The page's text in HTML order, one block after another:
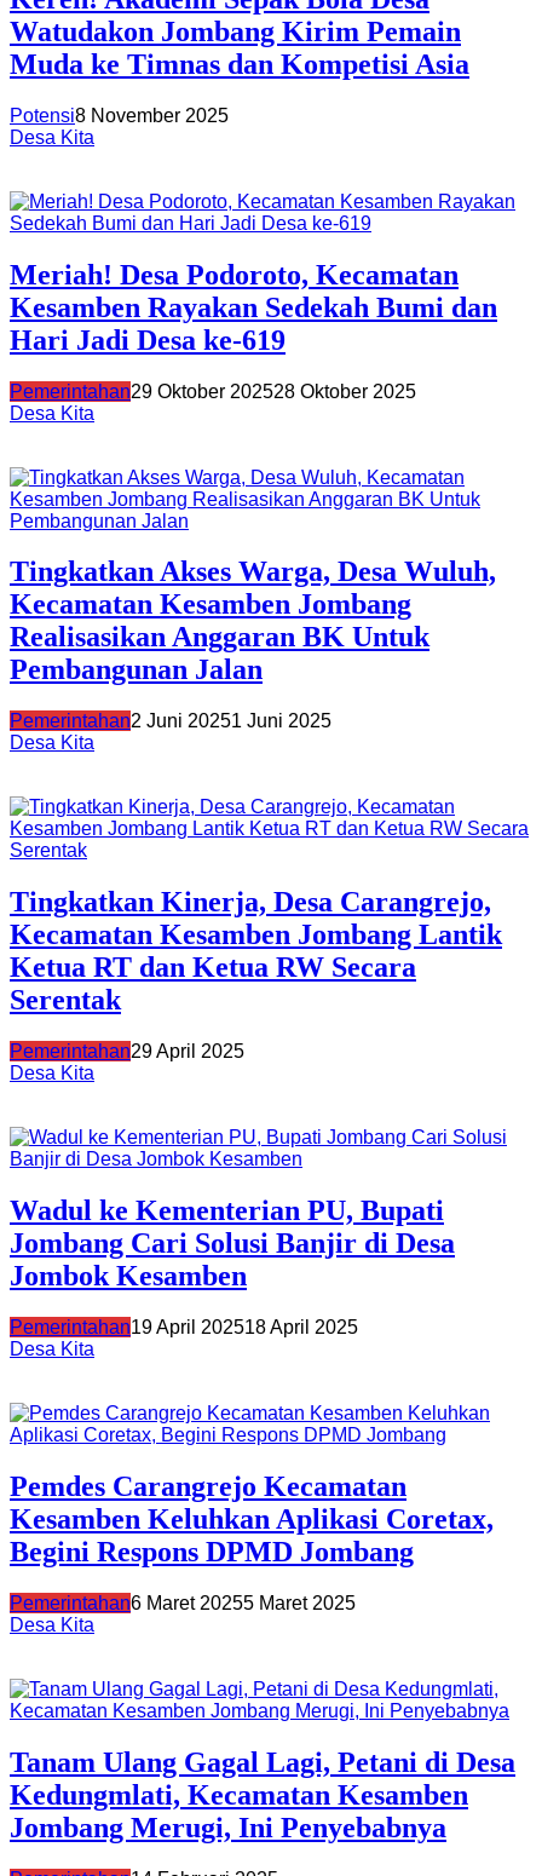
Watudakon Jombang Kirim Pemain
Muda ke Timnas dan Kompetisi Asia
Potensi8 November 2025
Desa Kita
Meriah! Desa Podoroto, Kecamatan
Kesamben Rayakan Sedekah Bumi dan
Hari Jadi Desa ke-619
Pemerintahan29 Oktober 202528 Oktober 2025
Desa Kita
Tingkatkan Akses Warga, Desa Wuluh,
Kecamatan Kesamben Jombang
Realisasikan Anggaran BK Untuk
Pembangunan Jalan
Pemerintahan2 Juni 20251 Juni 2025
Desa Kita
Tingkatkan Kinerja, Desa Carangrejo,
Kecamatan Kesamben Jombang Lantik
Ketua RT dan Ketua RW Secara
Serentak
Pemerintahan29 April 2025
Desa Kita
Wadul ke Kementerian PU, Bupati
Jombang Cari Solusi Banjir di Desa
Jombok Kesamben
Pemerintahan19 April 202518 April 2025
Desa Kita
Pemdes Carangrejo Kecamatan
Kesamben Keluhkan Aplikasi Coretax,
Begini Respons DPMD Jombang
Pemerintahan6 Maret 20255 Maret 2025
Desa Kita
Tanam Ulang Gagal Lagi, Petani di Desa
Kedungmlati, Kecamatan Kesamben
Jombang Merugi, Ini Penyebabnya